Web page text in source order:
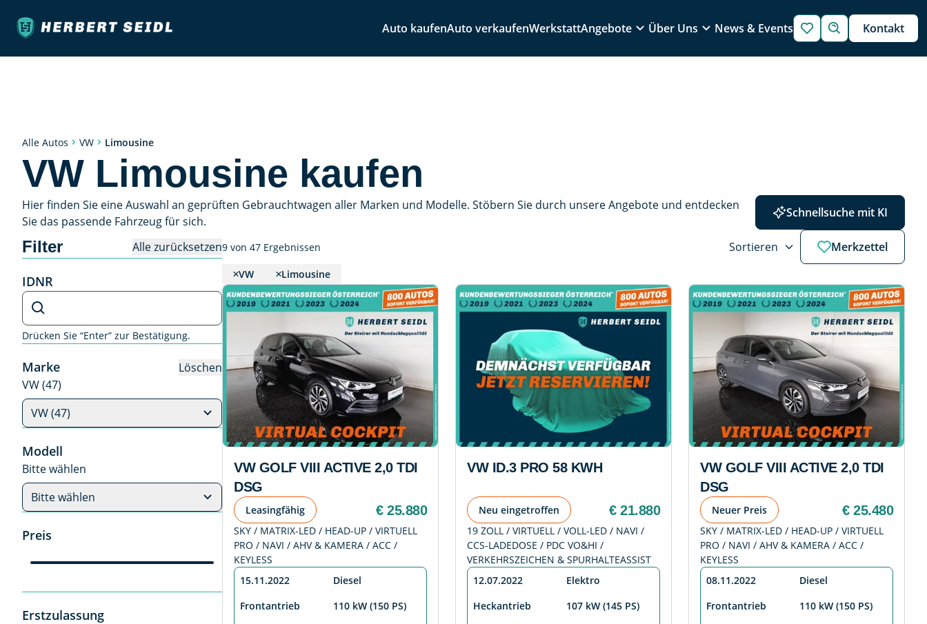
Auto kaufenAuto verkaufenWerkstattAngebote Über Uns News & Events Kontakt
Alle Autos VW Limousine
VW Limousine kaufen
Hier finden Sie eine Auswahl an geprüften Gebrauchtwagen aller Marken und Modelle. Stöbern Sie durch unsere Angebote und entdecken
Sie das passende Fahrzeug für sich.
Schnellsuche mit KI
Filter Alle zurücksetzen
IDNR
IDNR
Drücken Sie “Enter” zur Bestätigung.
Marke
Löschen
VW (47)
VW (47)
Modell
Bitte wählen
Bitte wählen
Preis
Erstzulassung
Merkzettel
9 von 47 Ergebnissen Sortieren
VW Limousine
VW GOLF VIII ACTIVE 2,0 TDI
DSG
Leasingfähig € 25.880
SKY / MATRIX-LED / HEAD-UP / VIRTUELL
PRO / NAVI / AHV & KAMERA / ACC /
KEYLESS
15.11.2022
Diesel
Frontantrieb
110 kW (150 PS)
VW ID.3 PRO 58 KWH
Neu eingetroffen € 21.880
19 ZOLL / VIRTUELL / VOLL-LED / NAVI /
CCS-LADEDOSE / PDC VO&HI /
VERKEHRSZEICHEN & SPURHALTEASSIST
12.07.2022
Elektro
Heckantrieb
107 kW (145 PS)
VW GOLF VIII ACTIVE 2,0 TDI
DSG
Neuer Preis € 25.480
SKY / MATRIX-LED / HEAD-UP / VIRTUELL
PRO / NAVI / AHV & KAMERA / ACC /
KEYLESS
08.11.2022
Diesel
Frontantrieb
110 kW (150 PS)